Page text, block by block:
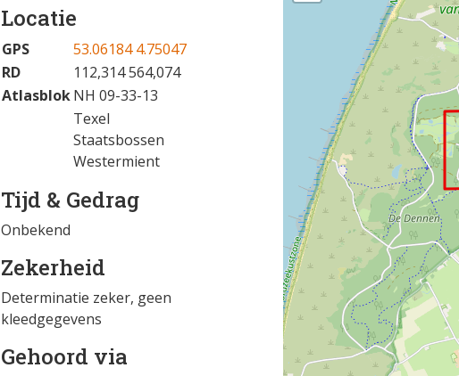
Locatie
GPS
53.06184 4.75047
RD
112,314 564,074
AtlasblokNH 09-33-13
Texel
Staatsbossen
Westermient
Tijd & Gedrag
Onbekend
Zekerheid
Determinatie zeker, geen
kleedgegevens
Gehoord via